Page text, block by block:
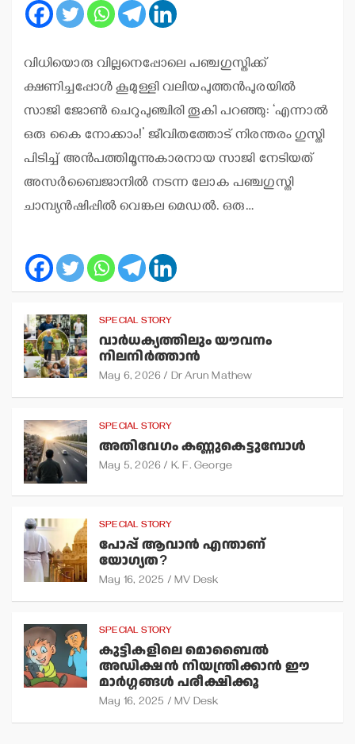
വിധിയൊരു വില്ലനെപ്പോലെ പഞ്ചഗുസ്തിക്ക്
ക്ഷണിച്ചപ്പോള്‍ കൂമുള്ളി വലിയപുത്തന്‍പുരയില്‍
സാജി ജോണ്‍ ചെറുപുഞ്ചിരി തൂകി പറഞ്ഞു: ‘എന്നാല്‍
ഒരു കൈ നോക്കാം!’ ജീവിതത്തോട് നിരന്തരം ഗുസ്തി
പിടിച്ച് അന്‍പത്തിമൂന്നുകാരനായ സാജി നേടിയത്
അസര്‍ബൈജാനില്‍ നടന്ന ലോക പഞ്ചഗുസ്തി
ചാമ്പ്യന്‍ഷിപ്പില്‍ വെങ്കല മെഡല്‍. ഒരു…
SPECIAL STORY
വാര്‍ധക്യത്തിലും യൗവനം
നിലനിര്‍ത്താന്‍
May 6, 2026 Dr Arun Mathew
SPECIAL STORY
അതിവേഗം കണ്ണുകെട്ടുമ്പോള്‍
May 5, 2026 K. F. George
SPECIAL STORY
പോപ്പ് ആവാന്‍ എന്താണ്
യോഗ്യത?
May 16, 2025 MV Desk
SPECIAL STORY
കുട്ടികളിലെ മൊബൈല്‍
അഡിക്ഷന്‍ നിയന്ത്രിക്കാന്‍ ഈ
മാര്‍ഗ്ഗങ്ങള്‍ പരീക്ഷിക്കൂ
May 16, 2025 MV Desk